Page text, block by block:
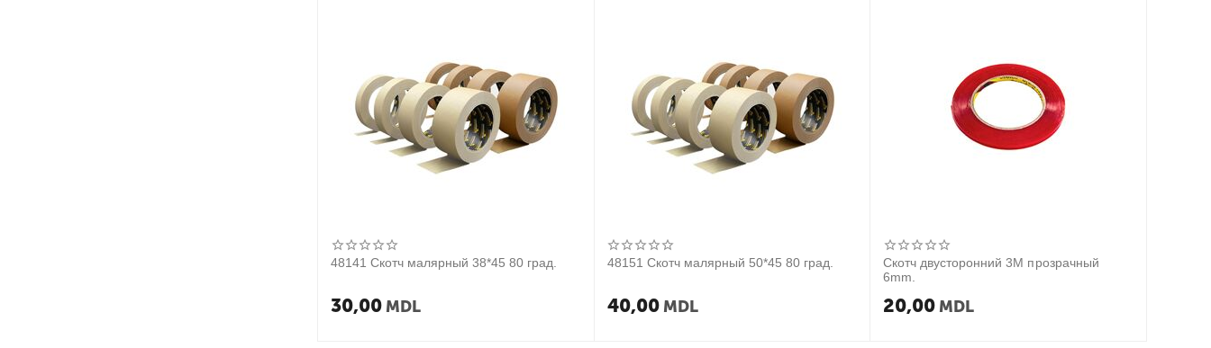
48141 Скотч малярный 38*45 80 град.
30,00 MDL
48151 Скотч малярный 50*45 80 град.
40,00 MDL
Скотч двусторонний 3М прозрачный
6mm.
20,00 MDL